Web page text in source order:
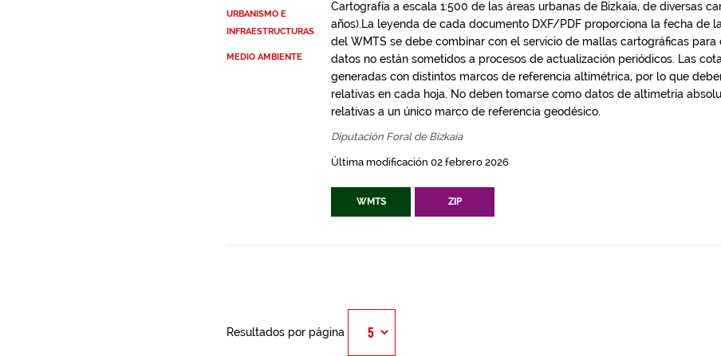
URBANISMO E
INFRAESTRUCTURAS
MEDIO AMBIENTE
Cartografía a escala 1:500 de las áreas urbanas de Bizkaia, de diversas
años).La leyenda de cada documento DXF/PDF proporciona la fecha de
del WMTS se debe combinar con el servicio de mallas cartográficas para
datos no están sometidos a procesos de actualización periódicos. Las
generadas con distintos marcos de referencia altimétrica, por lo que
relativas en cada hoja. No deben tomarse como datos de altimetría
relativas a un único marco de referencia geodésico.
Diputación Foral de Bizkaia
Última modificación 02 febrero 2026
WMTS ZIP
Resultados por página